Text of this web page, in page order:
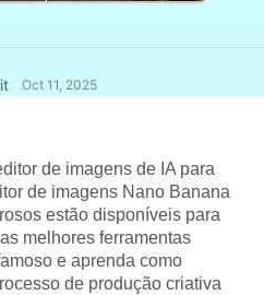
de IA
vídeo
para
Oct 11, 2025
de imagens de IA para
de imagens Nano Banana
estão disponíveis para
melhores ferramentas
e aprenda como
de produção criativa